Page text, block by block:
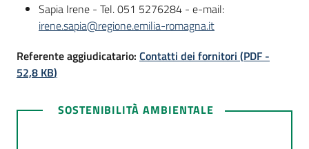
Sapia Irene - Tel. 051 5276284 - e-mail:
irene.sapia@regione.emilia-romagna.it
Referente aggiudicatario: Contatti dei fornitori (PDF -
52,8 KB)
SOSTENIBILITÀ AMBIENTALE